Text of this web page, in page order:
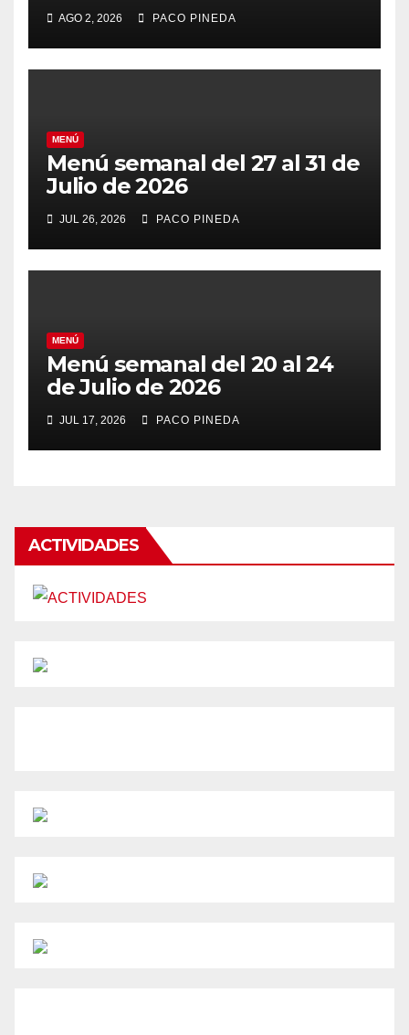
AGO 2, 2026 PACO PINEDA
MENÚ
Menú semanal del 27 al 31 de
Julio de 2026
JUL 26, 2026 PACO PINEDA
MENÚ
Menú semanal del 20 al 24
de Julio de 2026
JUL 17, 2026 PACO PINEDA
ACTIVIDADES